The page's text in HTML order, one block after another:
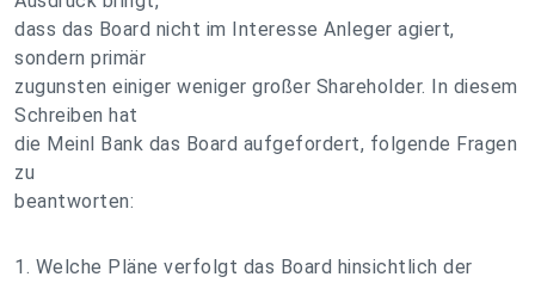
dass das Board nicht im Interesse Anleger agiert,
sondern primär
zugunsten einiger weniger großer Shareholder. In diesem
Schreiben hat
die Meinl Bank das Board aufgefordert, folgende Fragen
zu
beantworten:
1. Welche Pläne verfolgt das Board hinsichtlich der